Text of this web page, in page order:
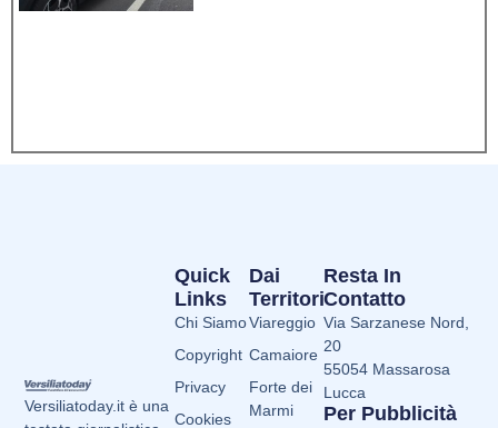
Versiliatoday.it è una
Dai
Territori
Viareggio
Camaiore
Forte dei
Marmi
Quick
Links
Chi Siamo
Copyright
Privacy
Cookies
Resta In
Contatto
Via Sarzanese Nord,
20
55054 Massarosa
Lucca
Per Pubblicità